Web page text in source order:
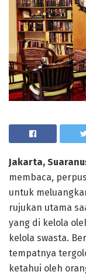
Jakarta,
membaca,
untuk
rujukan utama
yang di kelola
kelola swasta.
tempatnya
ketahui oleh